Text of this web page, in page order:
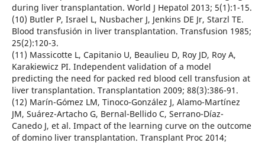
during liver transplantation. World J Hepatol 2013; 5(1):1-15.
(10) Butler P, Israel L, Nusbacher J, Jenkins DE Jr, Starzl TE.
Blood transfusión in liver transplantation. Transfusion 1985;
25(2):120-3.
(11) Massicotte L, Capitanio U, Beaulieu D, Roy JD, Roy A,
Karakiewicz PI. Independent validation of a model
predicting the need for packed red blood cell transfusion at
liver transplantation. Transplantation 2009; 88(3):386-91.
(12) Marín-Gómez LM, Tinoco-González J, Alamo-Martínez
JM, Suárez-Artacho G, Bernal-Bellido C, Serrano-Díaz-
Canedo J, et al. Impact of the learning curve on the outcome
of domino liver transplantation. Transplant Proc 2014;